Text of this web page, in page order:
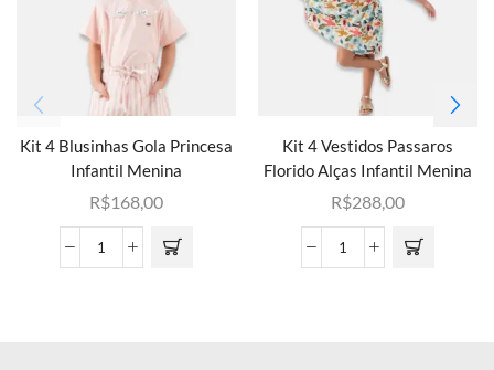
Kit 4 Blusinhas Gola Princesa
Infantil Menina
R$168,00
Kit 4 Vestidos Passaros
Florido Alças Infantil Menina
R$288,00